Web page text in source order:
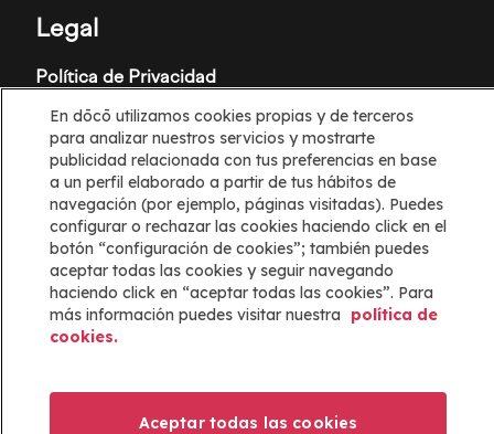
Legal
Política de Privacidad
Términos y condiciones
Política de cookies
Configuración de cookies
Información
Ayuda
ayuda@docoapp.com
En dōcō utilizamos cookies propias y de terceros
para analizar nuestros servicios y mostrarte
publicidad relacionada con tus preferencias en base
a un perfil elaborado a partir de tus hábitos de
navegación (por ejemplo, páginas visitadas). Puedes
configurar o rechazar las cookies haciendo click en el
botón “configuración de cookies”; también puedes
aceptar todas las cookies y seguir navegando
haciendo click en “aceptar todas las cookies”. Para
más información puedes visitar nuestra
política de
cookies.
Aceptar todas las cookies